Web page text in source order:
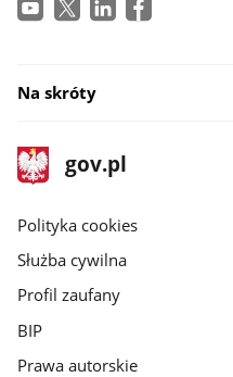
Na skróty
stopka
gov.pl
Strona
gov.pl
gov.pl
Polityka cookies
Służba cywilna
Profil zaufany
BIP
Prawa autorskie